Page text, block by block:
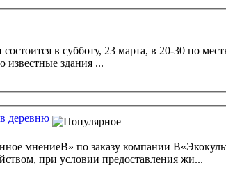
в субботу, 23 марта, в 20-30 по
известные здания ...
деревню
мнениеВ» по заказу компании
при условии предоставления жи...